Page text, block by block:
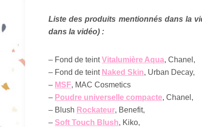
Liste des produits mentionnés dans la
dans la vidéo) :
– Fond de teintVitalumière Aqua, Chanel,
– Fond de teint Naked Skin, Urban Decay,
– MSF, MAC Cosmetics
– Poudre universelle compacte, Chanel,
– Blush Rockateur, Benefit,
– Soft Touch Blush, Kiko,